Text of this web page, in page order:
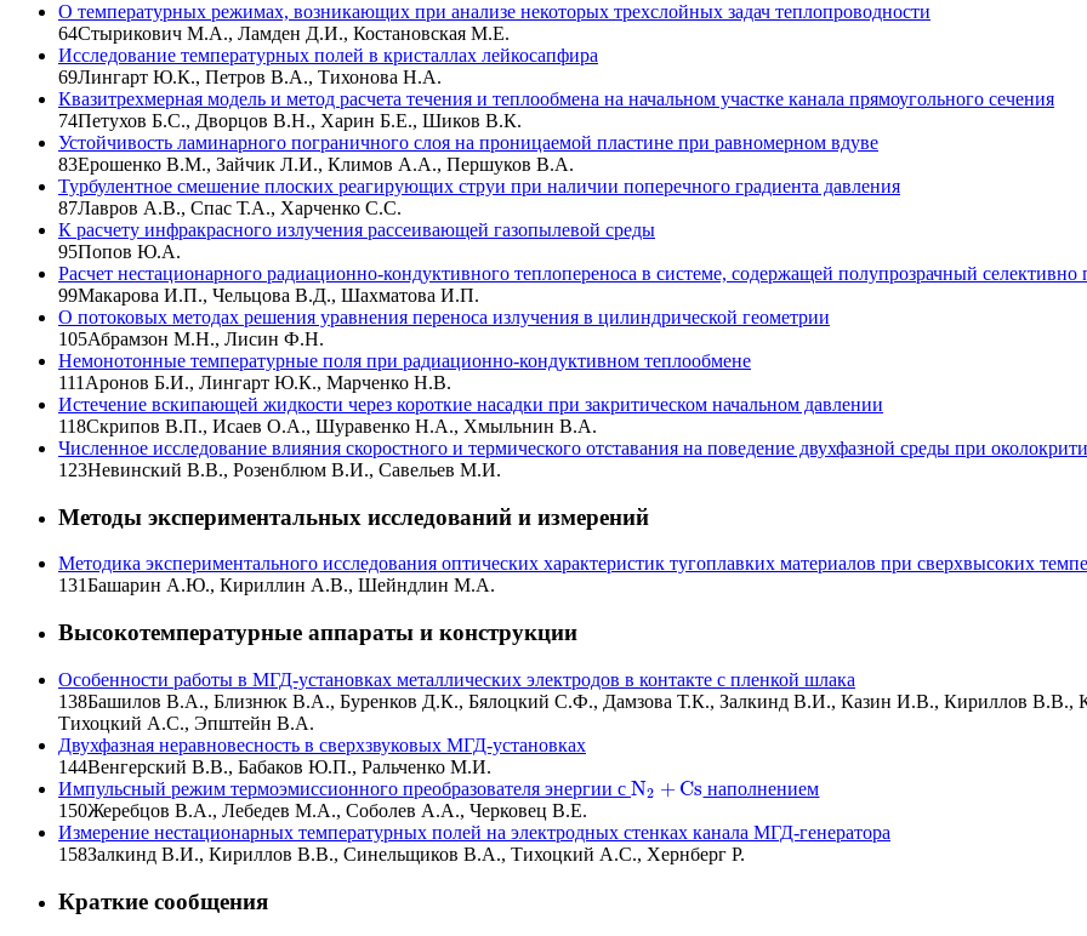
О температурных режимах, возникающих при анализе некоторых трехслойных задач теплопроводности
64Стырикович М.А., Ламден Д.И., Костановская М.Е.
Исследование температурных полей в кристаллах лейкосапфира
69Лингарт Ю.К., Петров В.А., Тихонова Н.А.
Квазитрехмерная модель и метод расчета течения и теплообмена на начальном участке канала прямоугольного сечения
74Петухов Б.С., Дворцов В.Н., Харин Б.Е., Шиков В.К.
Устойчивость ламинарного пограничного слоя на проницаемой пластине при равномерном вдуве
83Ерошенко В.М., Зайчик Л.И., Климов А.А., Першуков В.А.
Турбулентное смешение плоских реагирующих струи при наличии поперечного градиента давления
87Лавров А.В., Спас Т.А., Харченко С.С.
К расчету инфракрасного излучения рассеивающей газопылевой среды
95Попов Ю.А.
Расчет нестационарного радиационно-кондуктивного теплопереноса в системе, содержащей полупрозрачный
99Макарова И.П., Чельцова В.Д., Шахматова И.П.
О потоковых методах решения уравнения переноса излучения в цилиндрической геометрии
105Абрамзон М.Н., Лисин Ф.Н.
Немонотонные температурные поля при радиационно-кондуктивном теплообмене
111 Аронов Б.И., Лингарт Ю.К., Марченко Н.В.
Истечение вскипающей жидкости через короткие насадки при закритическом начальном давлении
118Скрипов В.П., Исаев О.А., Шуравенко Н.А., Хмыльнин В.А.
Численное исследование влияния скоростного и термического отставания на поведение двухфазной среды при
123Невинский В.В., Розенблюм В.И., Савельев М.И.
Методы экспериментальных исследований и измерений
Методика экспериментального исследования оптических характеристик тугоплавких материалов при сверхвысоких
131Башарин А.Ю., Кириллин А.В., Шейндлин М.А.
Высокотемпературные аппараты и конструкции
Особенности работы в МГД-установках металлических электродов в контакте с пленкой шлака
138Башилов В.А., Близнюк В.А., Буренков Д.К., Бялоцкий С.Ф., Дамзова Т.К., Залкинд В.И., Казин И.В., Кириллов
Тихоцкий А.С., Эпштейн В.А.
Двухфазная неравновесность в сверхзвуковых МГД-установках
144Венгерский В.В., Бабаков Ю.П., Ральченко М.И.
Импульсный режим термоэмиссионного преобразователя энергии с N2 + Cs
N2 +C s
наполнением
150Жеребцов В.А., Лебедев М.А., Соболев А.А., Черковец В.Е.
Измерение нестационарных температурных полей на электродных стенках канала МГД-генератора
158Залкинд В.И., Кириллов В.В., Синельщиков В.А., Тихоцкий А.С., Хернберг Р.
Краткие сообщения